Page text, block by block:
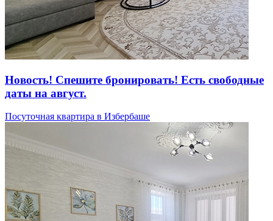
Новость! Спешите бронировать! Есть свободные
даты на август.
Посуточная квартира в Избербаше